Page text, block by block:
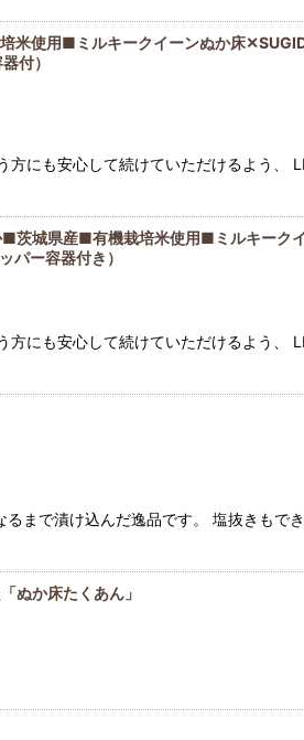
米使用■ミルキークイーンぬか床
付）
にも安心して続けていただけるよう、
茨城県産■有機栽培米使用■ミルキー
パー容器付き）
にも安心して続けていただけるよう、
まで漬け込んだ逸品です。 塩抜きもで
ぬか床たくあん」